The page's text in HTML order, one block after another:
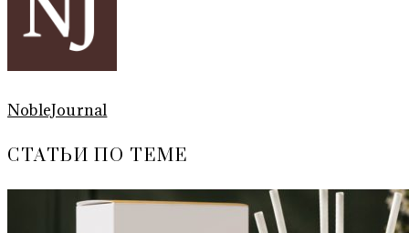
NobleJournal
СТАТЬИ ПО ТЕМЕ